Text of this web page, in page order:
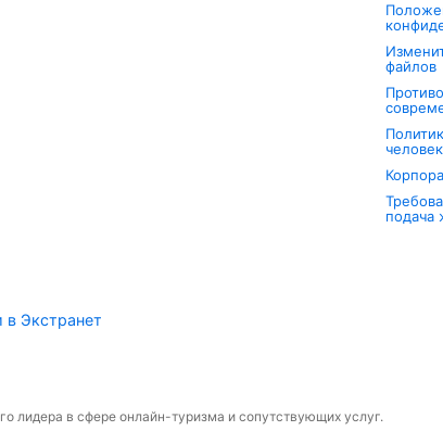
файлов
подача
в Экстранет
лидера в сфере онлайн-туризма и сопутствующих услуг.